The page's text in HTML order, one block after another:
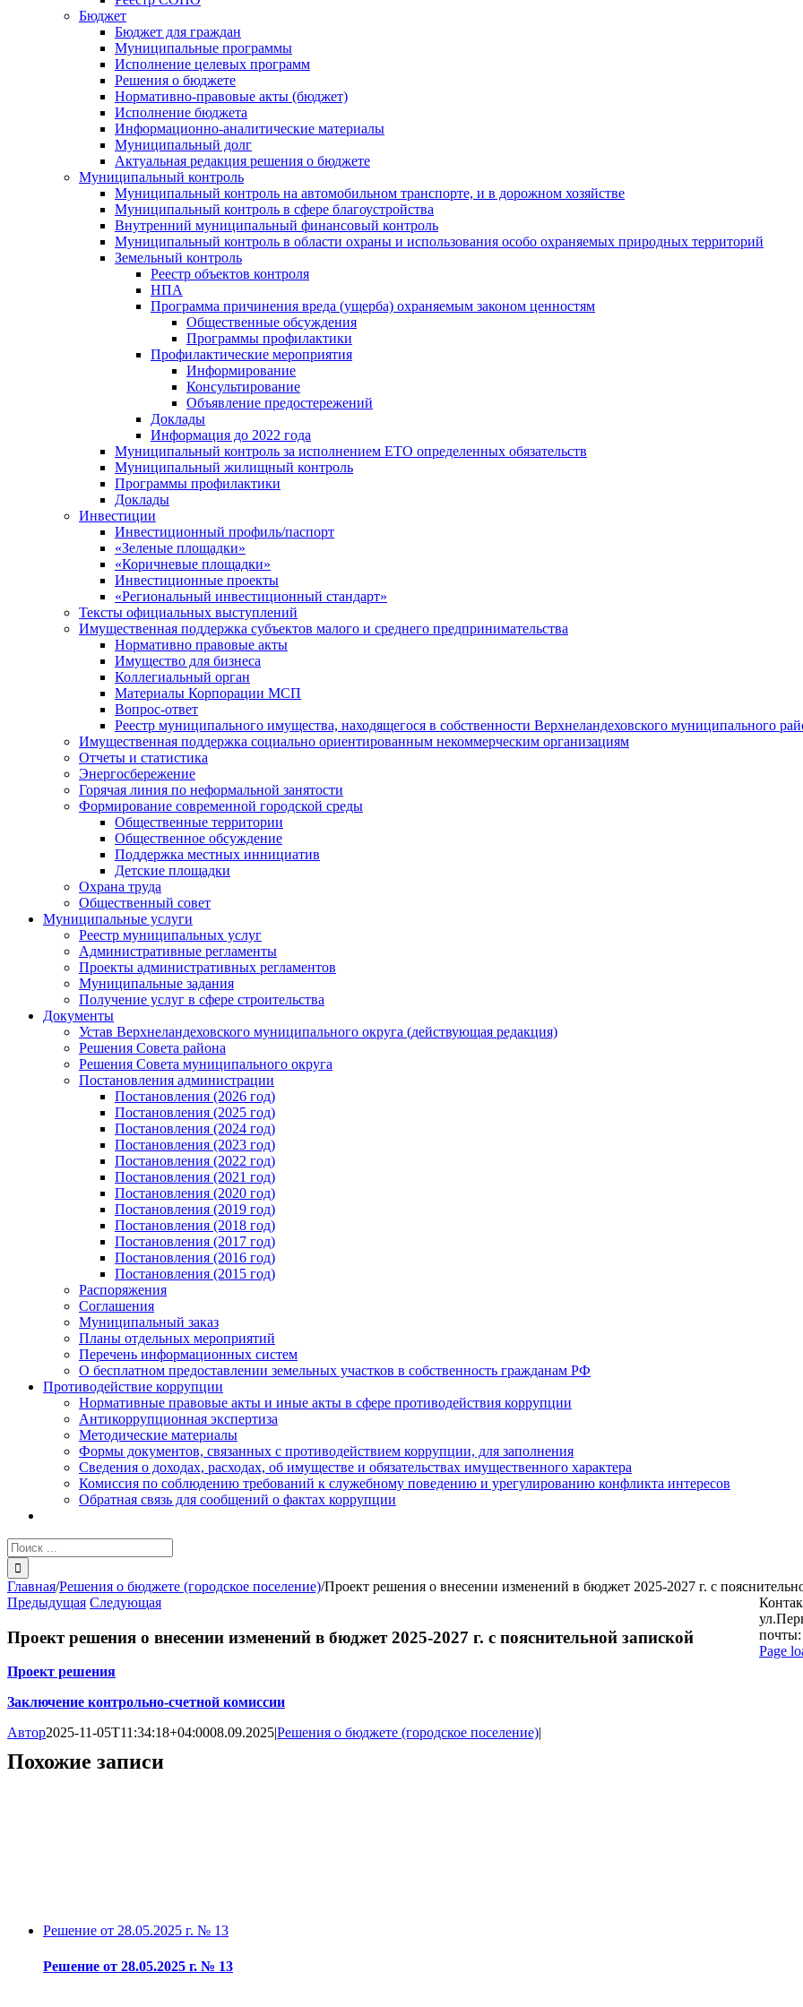
Бюджет
Бюджет для граждан
Муниципальные программы
Исполнение целевых программ
Решения о бюджете
Нормативно-правовые акты (бюджет)
Исполнение бюджета
Информационно-аналитические материалы
Муниципальный долг
Актуальная редакция решения о бюджете
Муниципальный контроль
Муниципальный контроль на автомобильном транспорте, и в дорожном хозяйстве
Муниципальный контроль в сфере благоустройства
Внутренний муниципальный финансовый контроль
Муниципальный контроль в области охраны и использования особо охраняемых природных территорий
Земельный контроль
Реестр объектов контроля
НПА
Программа причинения вреда (ущерба) охраняемым законом ценностям
Общественные обсуждения
Программы профилактики
Профилактические мероприятия
Информирование
Консультирование
Объявление предостережений
Доклады
Информация до 2022 года
Муниципальный контроль за исполнением ЕТО определенных обязательств
Муниципальный жилищный контроль
Программы профилактики
Доклады
Инвестиции
Инвестиционный профиль/паспорт
«Зеленые площадки»
«Коричневые площадки»
Инвестиционные проекты
«Региональный инвестиционный стандарт»
Тексты официальных выступлений
Имущественная поддержка субъектов малого и среднего предпринимательства
Нормативно правовые акты
Имущество для бизнеса
Коллегиальный орган
Материалы Корпорации МСП
Вопрос-ответ
Реестр муниципального имущества, находящегося в собственности Верхнеландеховского муниципального
Имущественная поддержка социально ориентированным некоммерческим организациям
Отчеты и статистика
Энергосбережение
Горячая линия по неформальной занятости
Формирование современной городской среды
Общественные территории
Общественное обсуждение
Поддержка местных иннициатив
Детские площадки
Охрана труда
Общественный совет
Муниципальные услуги
Реестр муниципальных услуг
Административные регламенты
Проекты административных регламентов
Муниципальные задания
Получение услуг в сфере строительства
Документы
Устав Верхнеландеховского муниципального округа (действующая редакция)
Решения Совета района
Решения Совета муниципального округа
Постановления администрации
Постановления (2026 год)
Постановления (2025 год)
Постановления (2024 год)
Постановления (2023 год)
Постановления (2022 год)
Постановления (2021 год)
Постановления (2020 год)
Постановления (2019 год)
Постановления (2018 год)
Постановления (2017 год)
Постановления (2016 год)
Постановления (2015 год)
Распоряжения
Соглашения
Муниципальный заказ
Планы отдельных мероприятий
Перечень информационных систем
О бесплатном предоставлении земельных участков в собственность гражданам РФ
Противодействие коррупции
Нормативные правовые акты и иные акты в сфере противодействия коррупции
Антикоррупционная экспертиза
Методические материалы
Формы документов, связанных с противодействием коррупции, для заполнения
Сведения о доходах, расходах, об имуществе и обязательствах имущественного характера
Комиссия по соблюдению требований к служебному поведению и урегулированию конфликта интересов
Обратная связь для сообщений о фактах коррупции
Результат
поиска:
Главная/Решения о бюджете (городское поселение)/Проект решения о внесении изменений в бюджет 2025-2027 г. с
Предыдущая Следующая
Проект решения о внесении изменений в бюджет 2025-2027 г. с пояснительной запиской
Проект решения
Заключение контрольно-счетной комиссии
Автор2025-11-05T11:34:18+04:0008.09.2025|Решения о бюджете (городское поселение)|
Похожие записи
Решение от 28.05.2025 г. № 13
Решение от 28.05.2025 г. № 13
почты:
Page